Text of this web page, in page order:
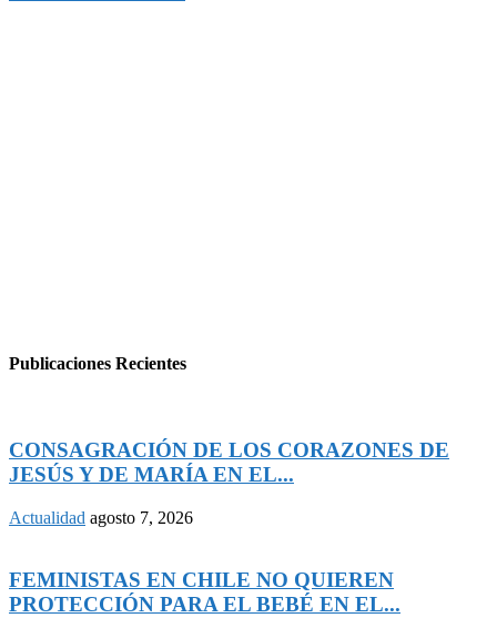
Publicaciones Recientes
CONSAGRACIÓN DE LOS CORAZONES DE
JESÚS Y DE MARÍA EN EL...
Actualidad agosto 7, 2026
FEMINISTAS EN CHILE NO QUIEREN
PROTECCIÓN PARA EL BEBÉ EN EL...